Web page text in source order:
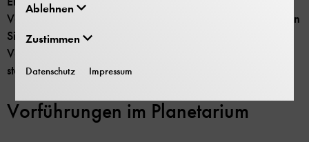
Vortrag. An der Information in der Eingangshalle erfahren
Sie tagesaktuell, welche Vorführung oder Live-
Veranstaltung im Sonderprogramm im Planetarium
stattfindet.
Vorführungen im Planetarium
Ablehnen
Zustimmen
Datenschutz Impressum